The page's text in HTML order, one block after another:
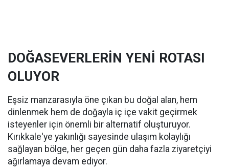
DOĞASEVERLERİN YENİ ROTASI
OLUYOR
Eşsiz manzarasıyla öne çıkan bu doğal alan, hem
dinlenmek hem de doğayla iç içe vakit geçirmek
isteyenler için önemli bir alternatif oluşturuyor.
Kırıkkale'ye yakınlığı sayesinde ulaşım kolaylığı
sağlayan bölge, her geçen gün daha fazla ziyaretçiyi
ağırlamaya devam ediyor.